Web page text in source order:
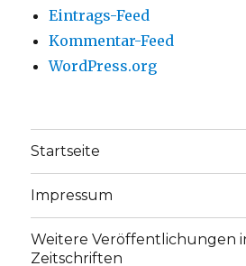
Eintrags-Feed
Kommentar-Feed
WordPress.org
Startseite
Impressum
Weitere Veröffentlichungen
Zeitschriften